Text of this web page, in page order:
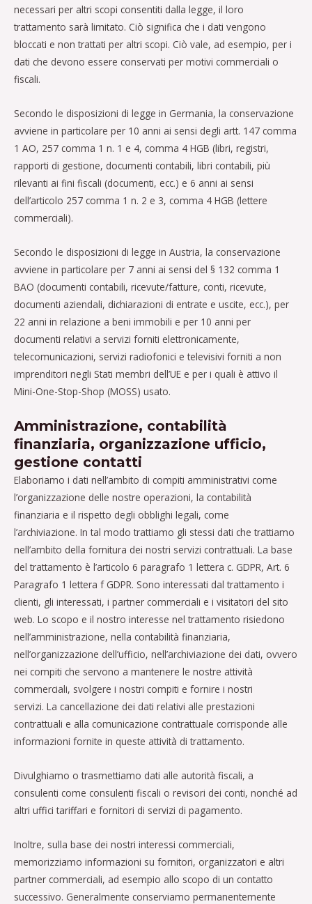
necessari per altri scopi consentiti dalla legge, il loro
trattamento sarà limitato. Ciò significa che i dati vengono
bloccati e non trattati per altri scopi. Ciò vale, ad esempio, per i
dati che devono essere conservati per motivi commerciali o
fiscali.
Secondo le disposizioni di legge in Germania, la conservazione
avviene in particolare per 10 anni ai sensi degli artt. 147 comma
1 AO, 257 comma 1 n. 1 e 4, comma 4 HGB (libri, registri,
rapporti di gestione, documenti contabili, libri contabili, più
rilevanti ai fini fiscali (documenti, ecc.) e 6 anni ai sensi
dell’articolo 257 comma 1 n. 2 e 3, comma 4 HGB (lettere
commerciali).
Secondo le disposizioni di legge in Austria, la conservazione
avviene in particolare per 7 anni ai sensi del § 132 comma 1
BAO (documenti contabili, ricevute/fatture, conti, ricevute,
documenti aziendali, dichiarazioni di entrate e uscite, ecc.), per
22 anni in relazione a beni immobili e per 10 anni per
documenti relativi a servizi forniti elettronicamente,
telecomunicazioni, servizi radiofonici e televisivi forniti a non
imprenditori negli Stati membri dell’UE e per i quali è attivo il
Mini-One-Stop-Shop (MOSS) usato.
Amministrazione, contabilità
finanziaria, organizzazione ufficio,
gestione contatti
Elaboriamo i dati nell’ambito di compiti amministrativi come
l’organizzazione delle nostre operazioni, la contabilità
finanziaria e il rispetto degli obblighi legali, come
l’archiviazione. In tal modo trattiamo gli stessi dati che trattiamo
nell’ambito della fornitura dei nostri servizi contrattuali. La base
del trattamento è l’articolo 6 paragrafo 1 lettera c. GDPR, Art. 6
Paragrafo 1 lettera f GDPR. Sono interessati dal trattamento i
clienti, gli interessati, i partner commerciali e i visitatori del sito
web. Lo scopo e il nostro interesse nel trattamento risiedono
nell’amministrazione, nella contabilità finanziaria,
nell’organizzazione dell’ufficio, nell’archiviazione dei dati, ovvero
nei compiti che servono a mantenere le nostre attività
commerciali, svolgere i nostri compiti e fornire i nostri
servizi. La cancellazione dei dati relativi alle prestazioni
contrattuali e alla comunicazione contrattuale corrisponde alle
informazioni fornite in queste attività di trattamento.
Divulghiamo o trasmettiamo dati alle autorità fiscali, a
consulenti come consulenti fiscali o revisori dei conti, nonché ad
altri uffici tariffari e fornitori di servizi di pagamento.
Inoltre, sulla base dei nostri interessi commerciali,
memorizziamo informazioni su fornitori, organizzatori e altri
partner commerciali, ad esempio allo scopo di un contatto
successivo. Generalmente conserviamo permanentemente